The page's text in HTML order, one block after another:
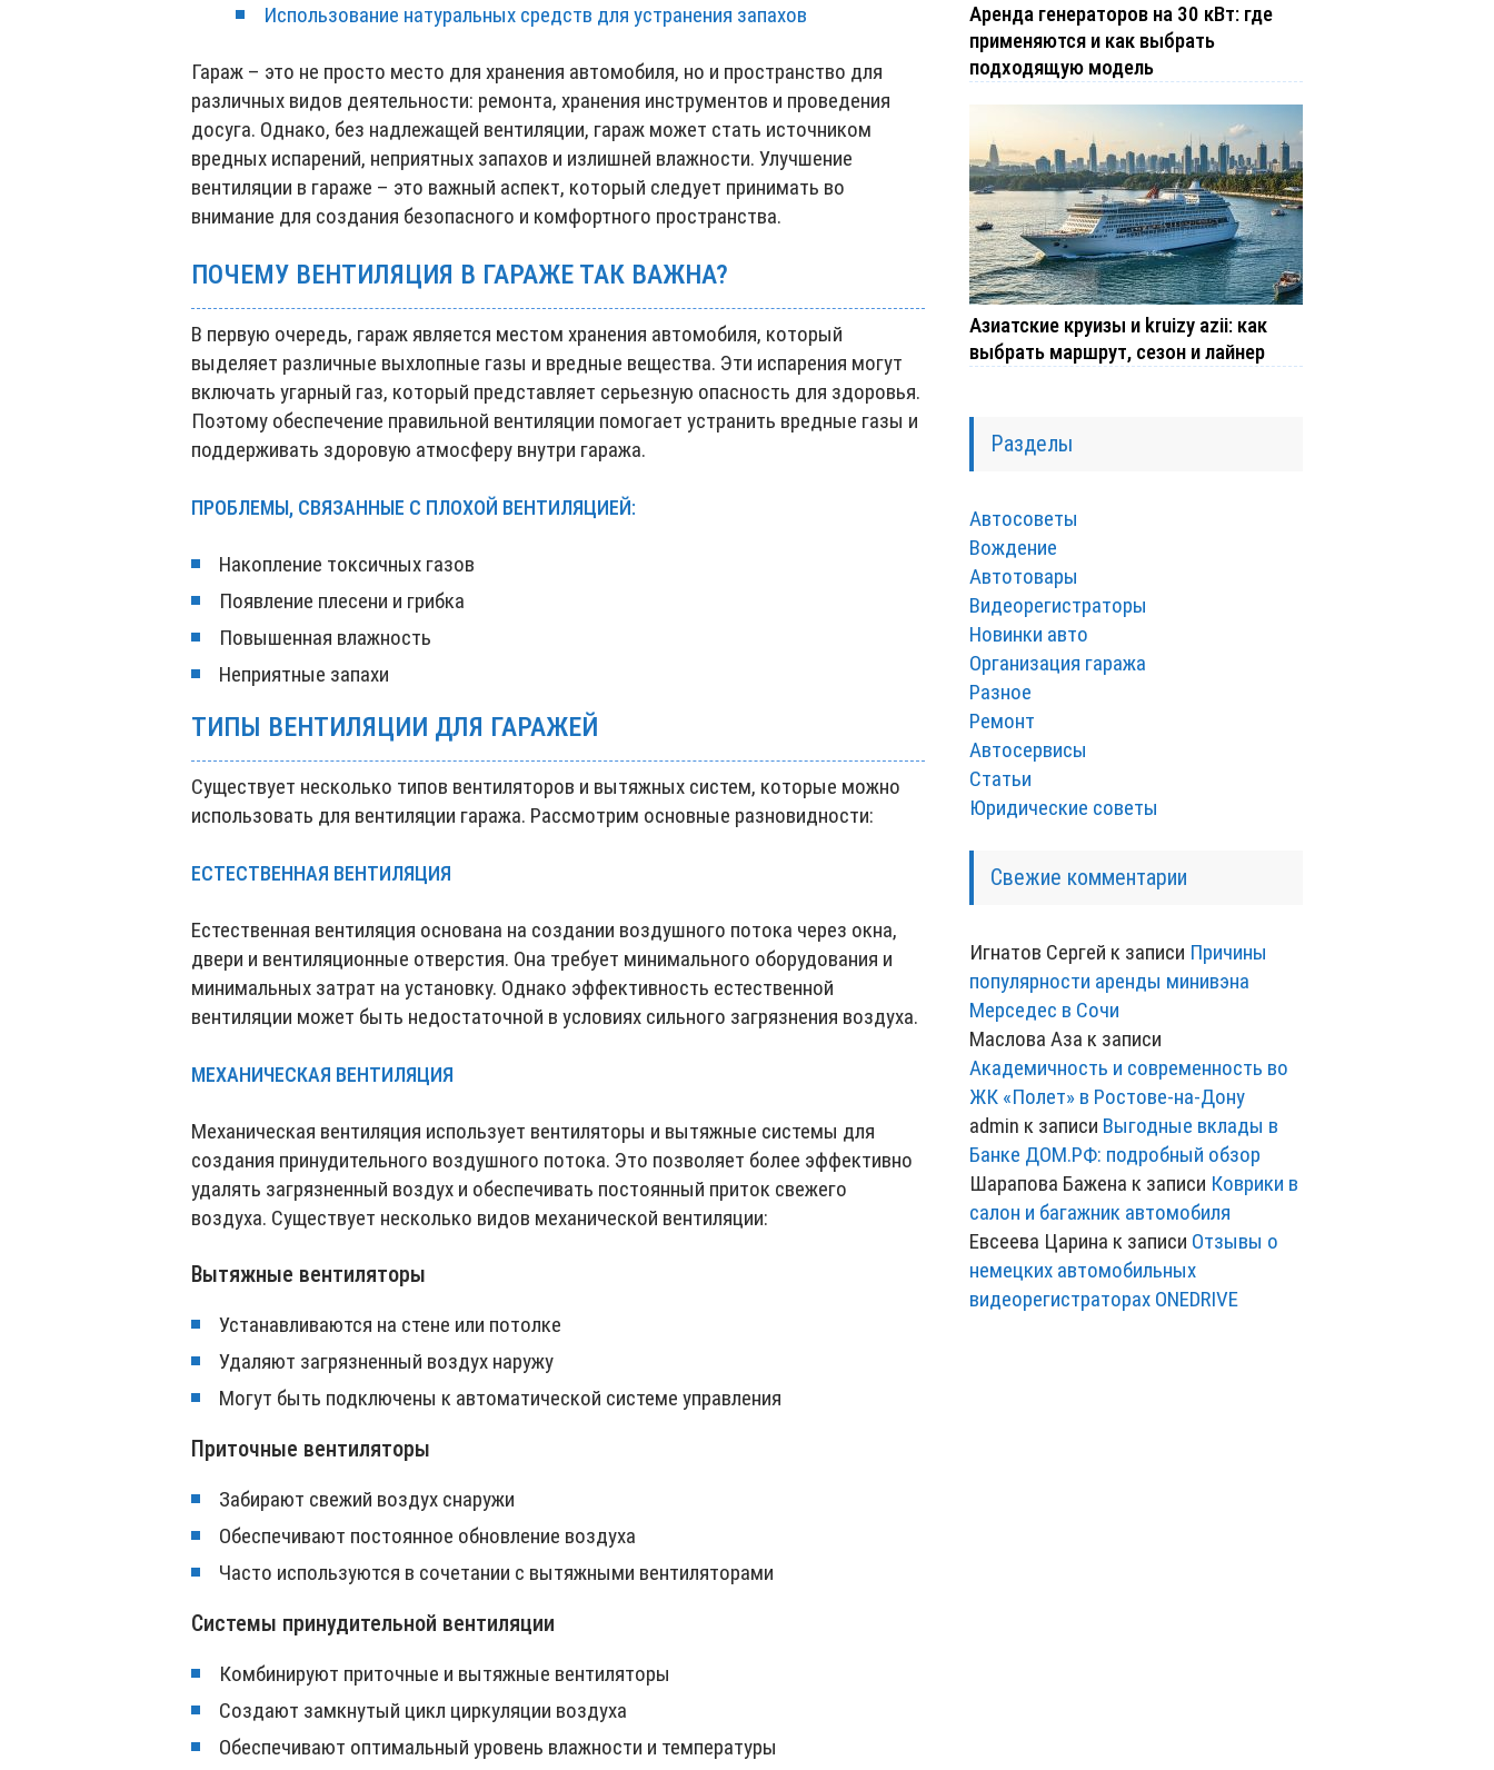
Использование натуральных средств для устранения запахов
Гараж – это не просто место для хранения автомобиля, но и пространство для
различных видов деятельности: ремонта, хранения инструментов и проведения
досуга. Однако, без надлежащей вентиляции, гараж может стать источником
вредных испарений, неприятных запахов и излишней влажности. Улучшение
вентиляции в гараже – это важный аспект, который следует принимать во
внимание для создания безопасного и комфортного пространства.
ПОЧЕМУ ВЕНТИЛЯЦИЯ В ГАРАЖЕ ТАК ВАЖНА?
В первую очередь, гараж является местом хранения автомобиля, который
выделяет различные выхлопные газы и вредные вещества. Эти испарения могут
включать угарный газ, который представляет серьезную опасность для здоровья.
Поэтому обеспечение правильной вентиляции помогает устранить вредные газы и
поддерживать здоровую атмосферу внутри гаража.
ПРОБЛЕМЫ, СВЯЗАННЫЕ С ПЛОХОЙ ВЕНТИЛЯЦИЕЙ:
Накопление токсичных газов
Появление плесени и грибка
Повышенная влажность
Неприятные запахи
ТИПЫ ВЕНТИЛЯЦИИ ДЛЯ ГАРАЖЕЙ
Существует несколько типов вентиляторов и вытяжных систем, которые можно
использовать для вентиляции гаража. Рассмотрим основные разновидности:
ЕСТЕСТВЕННАЯ ВЕНТИЛЯЦИЯ
Естественная вентиляция основана на создании воздушного потока через окна,
двери и вентиляционные отверстия. Она требует минимального оборудования и
минимальных затрат на установку. Однако эффективность естественной
вентиляции может быть недостаточной в условиях сильного загрязнения воздуха.
МЕХАНИЧЕСКАЯ ВЕНТИЛЯЦИЯ
Механическая вентиляция использует вентиляторы и вытяжные системы для
создания принудительного воздушного потока. Это позволяет более эффективно
удалять загрязненный воздух и обеспечивать постоянный приток свежего
воздуха. Существует несколько видов механической вентиляции:
Вытяжные вентиляторы
Устанавливаются на стене или потолке
Удаляют загрязненный воздух наружу
Могут быть подключены к автоматической системе управления
Приточные вентиляторы
Забирают свежий воздух снаружи
Обеспечивают постоянное обновление воздуха
Часто используются в сочетании с вытяжными вентиляторами
Системы принудительной вентиляции
Комбинируют приточные и вытяжные вентиляторы
Создают замкнутый цикл циркуляции воздуха
Обеспечивают оптимальный уровень влажности и температуры
Аренда генераторов на 30 кВт: где
применяются и как выбрать
подходящую модель
Азиатские круизы и kruizy azii: как
выбрать маршрут, сезон и лайнер
Разделы
Автосоветы
Вождение
Автотовары
Видеорегистраторы
Новинки авто
Организация гаража
Разное
Ремонт
Автосервисы
Статьи
Юридические советы
Свежие комментарии
Игнатов Сергей к записи Причины
популярности аренды минивэна
Мерседес в Сочи
Маслова Аза к записи
Академичность и современность во
ЖК «Полет» в Ростове-на-Дону
admin к записи Выгодные вклады в
Банке ДОМ.РФ: подробный обзор
Шарапова Бажена к записи Коврики в
салон и багажник автомобиля
Евсеева Царина к записи Отзывы о
немецких автомобильных
видеорегистраторах ONEDRIVE